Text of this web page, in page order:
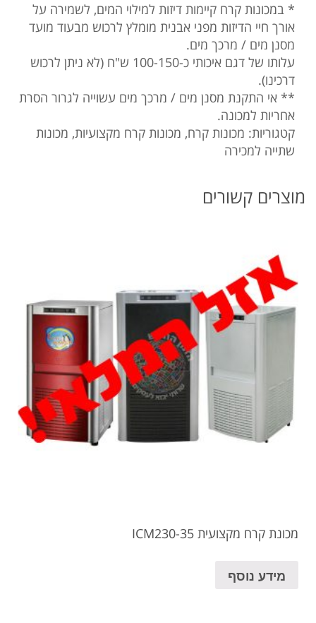
* במכונות קרח קיימות דיזות למילוי המים, לשמירה על
אורך חיי הדיזות מפני אבנית מומלץ לרכוש מבעוד מועד
מסנן מים / מרכך מים.
עלותו של דגם איכותי כ-100-150 ש"ח (לא ניתן לרכוש
דרכינו).
** אי התקנת מסנן מים / מרכך מים עשוייה לגרור הסרת
אחריות למכונה.
קטגוריות: מכונות קרח, מכונות קרח מקצועיות, מכונות
שתייה למכירה
מוצרים קשורים
מכונת קרח מקצועית ICM230-35
מידע נוסף